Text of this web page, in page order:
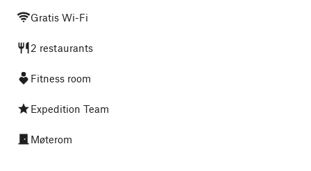
Gratis Wi-Fi
2 restaurants
Fitness room
Expedition Team
Møterom